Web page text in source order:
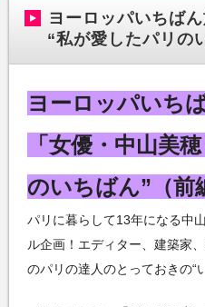
ヨーロッパいちば
“私が愛したパリの
ヨーロッパいち
「女優・中山美
のいちばん”（前
パリに暮らして13年になる中
ル企画！エディター、建築家
のパリの達人のとっておきの“